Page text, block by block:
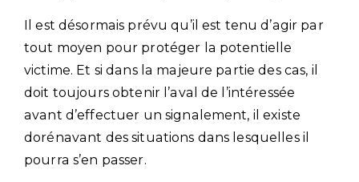
Il est désormais prévu qu’il est tenu d’agir par
tout moyen pour protéger la potentielle
victime. Et si dans la majeure partie des cas, il
doit toujours obtenir l’aval de l’intéressée
avant d’effectuer un signalement, il existe
dorénavant des situations dans lesquelles il
pourra s’en passer.